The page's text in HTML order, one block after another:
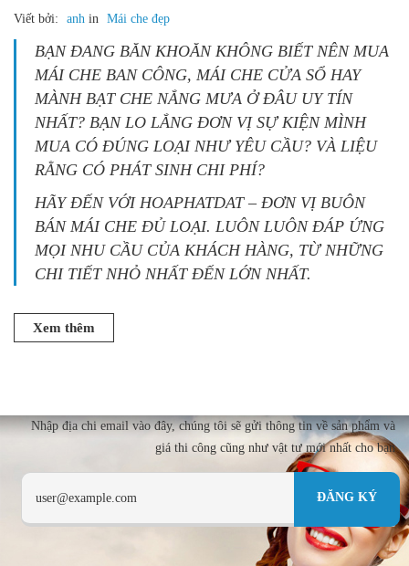
Viết bởi: anh in Mái che đẹp
BẠN ĐANG BĂN KHOĂN KHÔNG BIẾT NÊN MUA
MÁI CHE BAN CÔNG, MÁI CHE CỬA SỔ HAY
MÀNH BẠT CHE NẮNG MƯA Ở ĐÂU UY TÍN
NHẤT? BẠN LO LẮNG ĐƠN VỊ SỰ KIỆN MÌNH
MUA CÓ ĐÚNG LOẠI NHƯ YÊU CẦU? VÀ LIỆU
RẰNG CÓ PHÁT SINH CHI PHÍ?
HÃY ĐẾN VỚI HOAPHATDAT – ĐƠN VỊ BUÔN
BÁN MÁI CHE ĐỦ LOẠI. LUÔN LUÔN ĐÁP ỨNG
MỌI NHU CẦU CỦA KHÁCH HÀNG, TỪ NHỮNG
CHI TIẾT NHỎ NHẤT ĐẾN LỚN NHẤT.
Xem thêm
Nhập địa chi email vào đây, chúng tôi sẽ gửi thông tin về sản phẩm và
giá thi công cũng như vật tư mới nhất cho bạn